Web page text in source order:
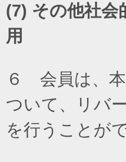
(7) その他社会
用
６ 会員は、
ついて、リバ
を行うことが